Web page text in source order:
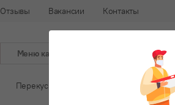
Отзывы Вакансии Контакты
Меню кафе 240-88-88
Доставка еды во
Перекус Первые блюда